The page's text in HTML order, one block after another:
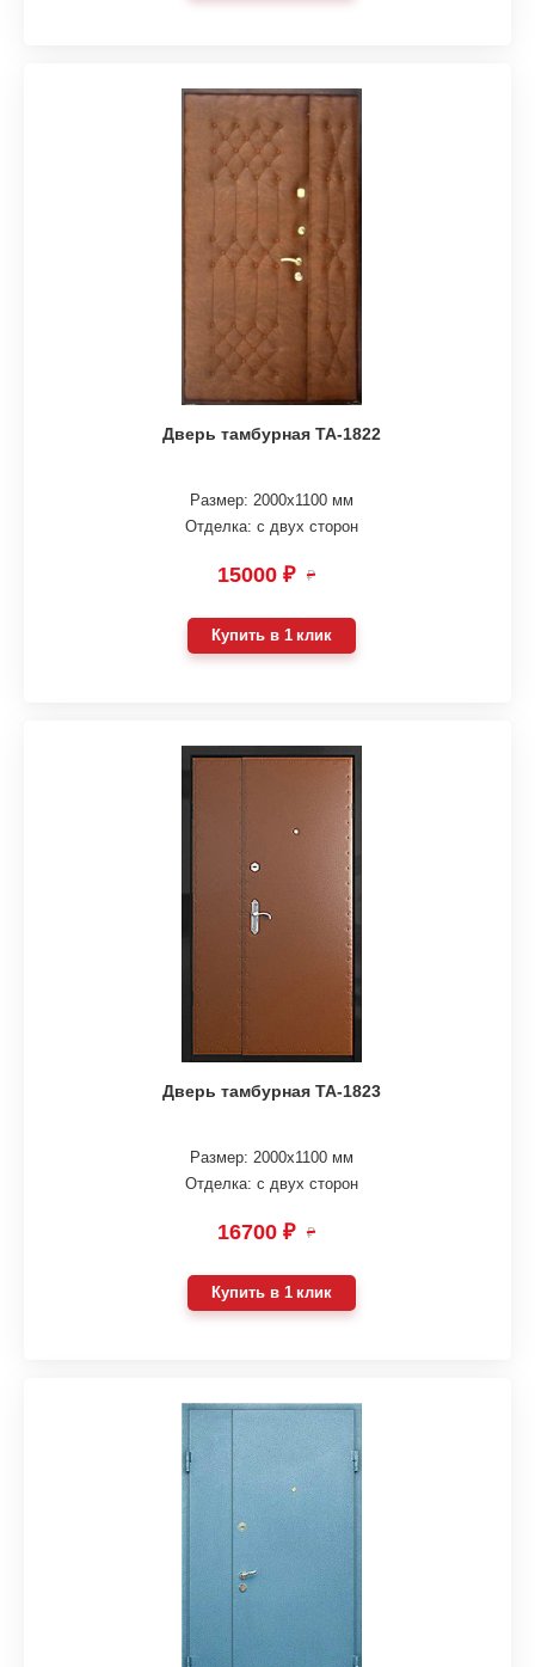
Дверь тамбурная ТА-1822
Размер: 2000х1100 мм
Отделка: с двух сторон
15000 ₽ ₽
Купить в 1 клик
Дверь тамбурная ТА-1823
Размер: 2000х1100 мм
Отделка: с двух сторон
16700 ₽ ₽
Купить в 1 клик